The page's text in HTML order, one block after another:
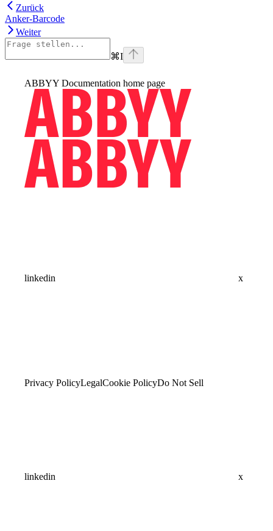
Zurück
Anker-Barcode
Weiter
⌘I
ABBYY Documentation home page
linkedin x
Privacy PolicyLegalCookie PolicyDo Not Sell
linkedin x